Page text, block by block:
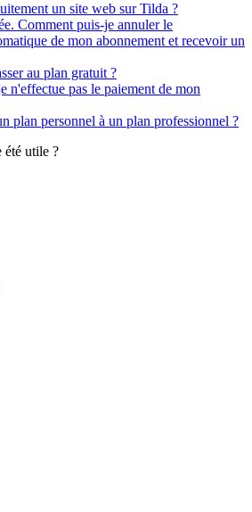
un site web sur Tilda ?
Comment puis-je annuler le
de mon abonnement et recevoir un
au plan gratuit ?
n'effectue pas le paiement de mon
plan personnel à un plan professionnel ?
été utile ?